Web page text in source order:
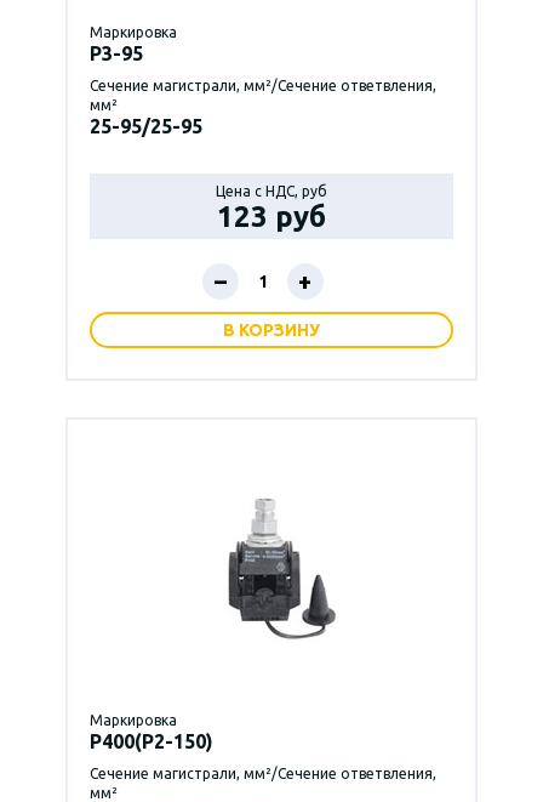
Маркировка
P3-95
Сечение магистрали, мм²/Сечение ответвления,
мм²
25-95/25-95
Цена с НДС, руб
123 руб
– +
В КОРЗИНУ
Маркировка
P400(Р2-150)
Сечение магистрали, мм²/Сечение ответвления,
мм²